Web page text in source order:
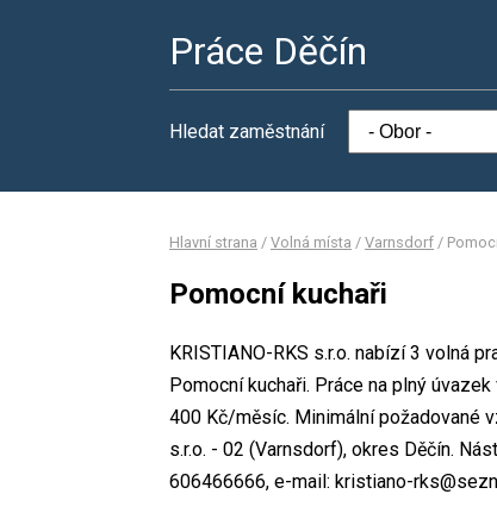
Práce Děčín
Hledat zaměstnání
Hlavní strana / Volná místa / Varnsdorf /
Pomocní kuchaři
KRISTIANO-RKS s.r.o. nabízí 3 volná
Pomocní kuchaři. Práce na plný
400 Kč/měsíc. Minimální požadované
s.r.o. - 02 (Varnsdorf), okres Děčín.
606466666, e-mail: kristiano-